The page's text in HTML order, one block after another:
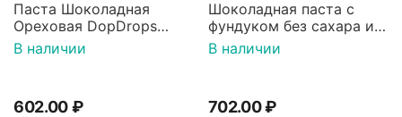
Паста Шоколадная
Ореховая DopDrops
SHOKO MILK Арахисовая
Хрустящая Кранч с
В наличии
602.00₽
Шоколадная паста с
фундуком без сахара и
глютена со стевией,
веганский продукт
В наличии
702.00₽